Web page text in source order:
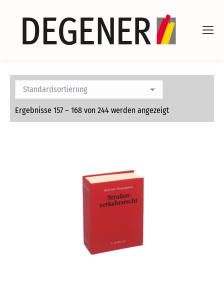
Ergebnisse 157 – 168 von 244 werden angezeigt